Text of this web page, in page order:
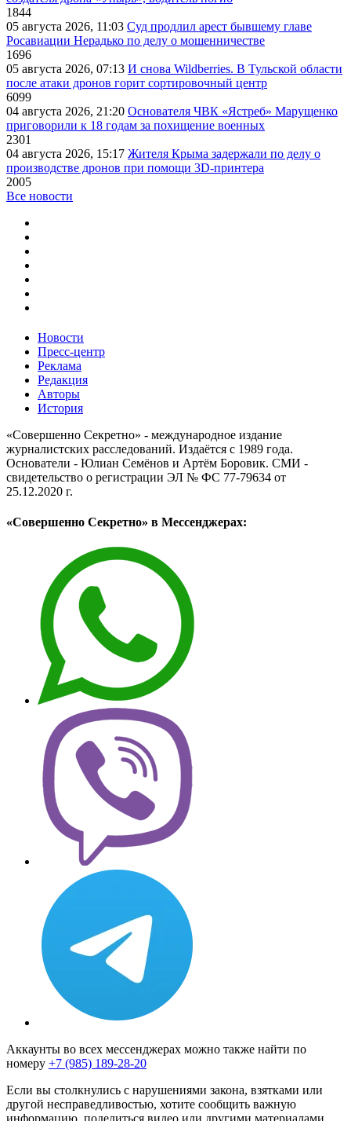
1844
05 августа 2026, 11:03 Суд продлил арест бывшему главе
Росавиации Нерадько по делу о мошенничестве
1696
05 августа 2026, 07:13 И снова Wildberries. В Тульской области
после атаки дронов горит сортировочный центр
6099
04 августа 2026, 21:20 Основателя ЧВК «Ястреб» Марущенко
приговорили к 18 годам за похищение военных
2301
04 августа 2026, 15:17 Жителя Крыма задержали по делу о
производстве дронов при помощи 3D‑принтера
2005
Все новости
Новости
Пресс-центр
Реклама
Редакция
Авторы
История
«Совершенно Секретно» - международное издание
журналистских расследований. Издаётся с 1989 года.
Основатели - Юлиан Семёнов и Артём Боровик. CМИ -
свидетельство о регистрации ЭЛ № ФС 77-79634 от
25.12.2020 г.
«Совершенно Секретно» в Мессенджерах:
Аккаунты во всех мессенджерах можно также найти по
номеру +7 (985) 189-28-20
Если вы столкнулись с нарушениями закона, взятками или
другой несправедливостью, хотите сообщить важную
информацию, поделиться видео или другими материалами,